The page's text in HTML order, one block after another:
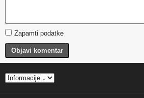
Zapamti podatke
Objavi komentar